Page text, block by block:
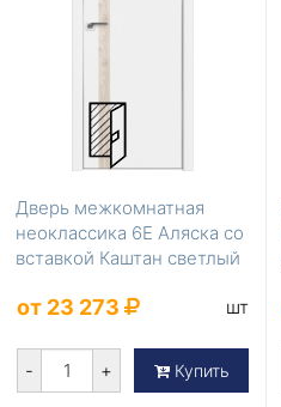
Дверь межкомнатная
неоклассика 6Е Аляска со
вставкой Каштан светлый
от 23 273 шт
- + Купить